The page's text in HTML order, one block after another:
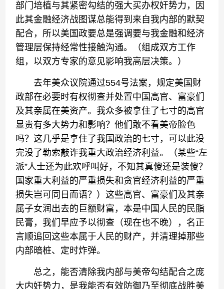
部门培植与其紧密勾结的强大买办权奸势力，因
此其金融经济战图谋总能得到来自我内部的默契
配合，所以美国政要总是强调要与我金融和经济
管理层保持经常性接触沟通。（组成双方工作
组，以双方专家的意见影响我高层决策。）
去年美众议院通过554号法案，规定美国财
政部在必要时有权彻查并处置中国高官、富豪们
及其亲属在美资产。我众多被拿住了七寸的高官
显贵有多大势力和影响？他们敢不看美帝脸色
吗？这几乎是拿住了我国政治的七寸，可以此没
完没了勒索敲诈我重大政治经济利益。（某些“左
派”人士还为此欢呼叫好，不知其真傻还是装傻？
国家重大利益的严重损失和贪官经济利益的严重
损失岂可同日而语？）这些高官、富豪们及其亲
属子女润出去的巨额财富，本是中国人民的民脂
民膏，我们早应予以彻查（现在也不晚），名正
言顺追回这些本属于人民的财产，并清理掉那些
内部暗桩、定时炸弹。
总之，能否清除我内部与美帝勾结配合之庞
大内奸势力，是我能否有效防御乃至彻底战胜美